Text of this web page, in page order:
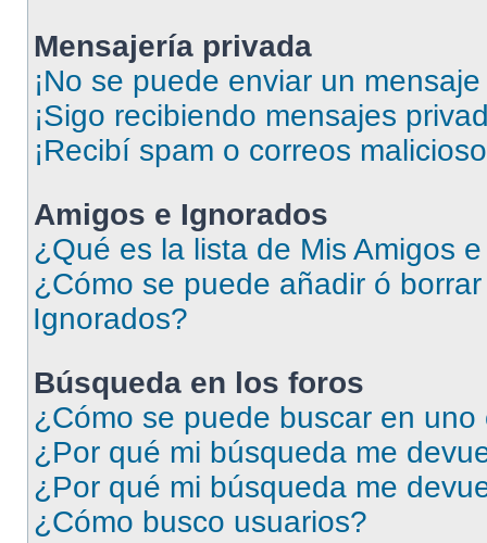
Mensajería privada
¡No se puede enviar un
¡Sigo recibiendo mensajes
¡Recibí spam o correos
Amigos e Ignorados
¿Qué es la lista de Mis Amigos
¿Cómo se puede añadir ó
Ignorados?
Búsqueda en los foros
¿Cómo se puede buscar en uno
¿Por qué mi búsqueda me
¿Por qué mi búsqueda me
¿Cómo busco usuarios?